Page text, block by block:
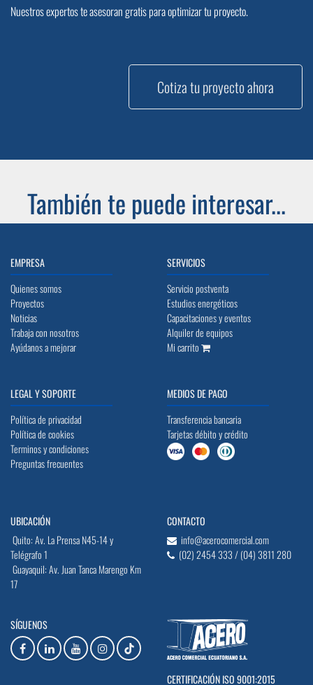
Nuestros expertos te asesoran gratis para optimizar tu proyecto.
Cotiza tu proyecto ahora
También te puede interesar...
EMPRESA
Quienes somos
Proyectos
Noticias
Trabaja con nosotros
Ayúdanos a mejorar
SERVICIOS
Servicio postventa
Estudios energéticos
Capacitaciones y eventos
Alquiler de equipos
Mi carrito
LEGAL Y SOPORTE
Política de privacidad
Política de cookies
Terminos y condiciones
Preguntas frecuentes
MEDIOS DE PAGO
Transferencia bancaria
Tarjetas débito y crédito
UBICACIÓN
Quito: Av. La Prensa N45-14 y
Telégrafo 1
Guayaquil: Av. Juan Tanca Marengo Km
17
CONTACTO
info@acerocomercial.com
(02) 2454 333 / (04) 3811 280
SÍGUENOS
CERTIFICACIÓN ISO 9001:2015